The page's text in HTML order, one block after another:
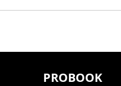
PROBOOK